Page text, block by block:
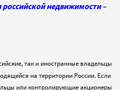
недвижимости –
так и иностранные владельцы
на территории России. Если
или контролирующие акционеры